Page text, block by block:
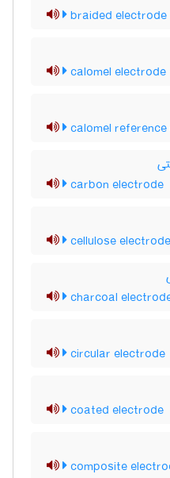
braided electrode
calomel electrode
calomel
carbon electrode
cellulose electrode
charcoal
circular electrode
coated electrode
composite